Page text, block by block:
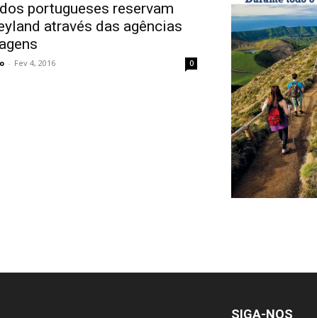
portugueses reservam
através das agências
- Fev 4, 2016 0
SIGA-NOS